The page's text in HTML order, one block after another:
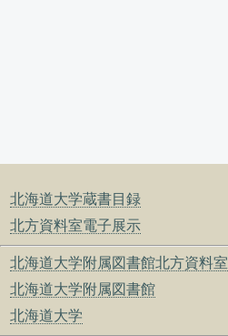
北海道大学蔵書目録
北方資料室電子展示
北海道大学附属図書館北方資料室
北海道大学附属図書館
北海道大学